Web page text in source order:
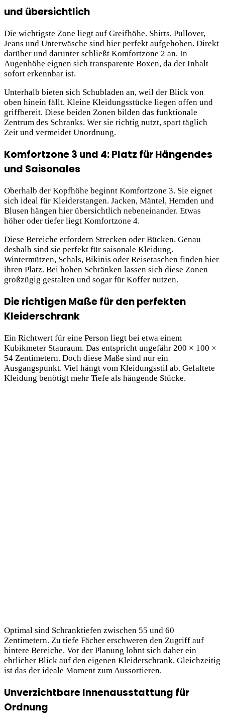
und übersichtlich
Die wichtigste Zone liegt auf Greifhöhe. Shirts, Pullover,
Jeans und Unterwäsche sind hier perfekt aufgehoben. Direkt
darüber und darunter schließt Komfortzone 2 an. In
Augenhöhe eignen sich transparente Boxen, da der Inhalt
sofort erkennbar ist.
Unterhalb bieten sich Schubladen an, weil der Blick von
oben hinein fällt. Kleine Kleidungsstücke liegen offen und
griffbereit. Diese beiden Zonen bilden das funktionale
Zentrum des Schranks. Wer sie richtig nutzt, spart täglich
Zeit und vermeidet Unordnung.
Komfortzone 3 und 4: Platz für Hängendes
und Saisonales
Oberhalb der Kopfhöhe beginnt Komfortzone 3. Sie eignet
sich ideal für Kleiderstangen. Jacken, Mäntel, Hemden und
Blusen hängen hier übersichtlich nebeneinander. Etwas
höher oder tiefer liegt Komfortzone 4.
Diese Bereiche erfordern Strecken oder Bücken. Genau
deshalb sind sie perfekt für saisonale Kleidung.
Wintermützen, Schals, Bikinis oder Reisetaschen finden hier
ihren Platz. Bei hohen Schränken lassen sich diese Zonen
großzügig gestalten und sogar für Koffer nutzen.
Die richtigen Maße für den perfekten
Kleiderschrank
Ein Richtwert für eine Person liegt bei etwa einem
Kubikmeter Stauraum. Das entspricht ungefähr 200 × 100 ×
54 Zentimetern. Doch diese Maße sind nur ein
Ausgangspunkt. Viel hängt vom Kleidungsstil ab. Gefaltete
Kleidung benötigt mehr Tiefe als hängende Stücke.
Optimal sind Schranktiefen zwischen 55 und 60
Zentimetern. Zu tiefe Fächer erschweren den Zugriff auf
hintere Bereiche. Vor der Planung lohnt sich daher ein
ehrlicher Blick auf den eigenen Kleiderschrank. Gleichzeitig
ist das der ideale Moment zum Aussortieren.
Unverzichtbare Innenausstattung für
Ordnung